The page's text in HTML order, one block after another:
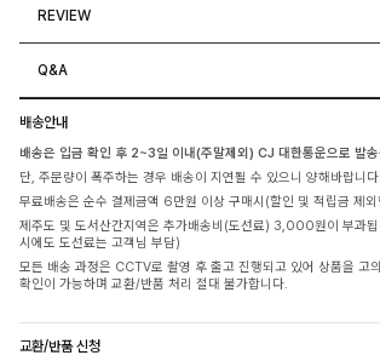
REVIEW
Q&A
배송안내
배송은 입금 확인 후 2~3일 이내(주말제외) CJ 대한통운으로 발
단, 주문량이 폭주하는 경우 배송이 지연될 수 있으니 양해바랍니다.
무료배송은 순수 결제금액 6만원 이상 구매시(할인 및 적립금 제
제주도 및 도서산간지역은 추가배송비(도선료) 3,000원이 부과
시에도 도선료는 고객님 부담)
모든 배송 과정은 CCTV로 촬영 후 출고 진행되고 있어 상품을 고
확인이 가능하며 교환/반품 처리 절대 불가합니다.
교환/반품 신청